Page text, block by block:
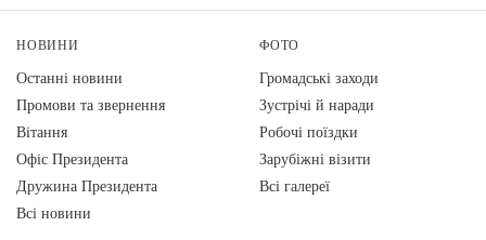
НОВИНИ
Останні новини
Промови та звернення
Вiтання
Офіс Президента
Дружина Президента
Всі новини
ФОТО
Громадські заходи
Зустрічі й наради
Робочі поїздки
Зарубіжні візити
Всі галереї